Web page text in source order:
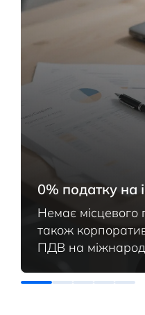
0% податку на
Немає місцевого
також
ПДВ на